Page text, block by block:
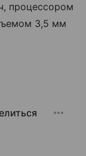
процессором
3,5 мм